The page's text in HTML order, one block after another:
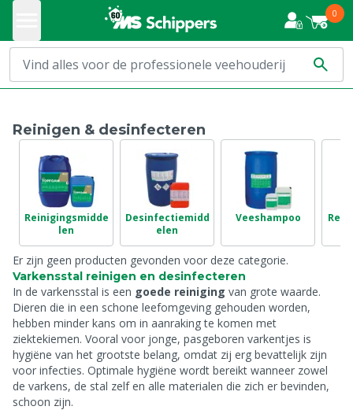
0
Reinigen & desinfecteren
Reinigingsmidde
len
Desinfectiemidd
elen
Veeshampoo
Er zijn geen producten gevonden voor deze categorie.
Varkensstal reinigen en desinfecteren
In de varkensstal is een goede reiniging van grote waarde.
Dieren die in een schone leefomgeving gehouden worden,
hebben minder kans om in aanraking te komen met
ziektekiemen. Vooral voor jonge, pasgeboren varkentjes is
hygiëne van het grootste belang, omdat zij erg bevattelijk zijn
voor infecties. Optimale hygiëne wordt bereikt wanneer zowel
de varkens, de stal zelf en alle materialen die zich er bevinden,
schoon zijn.